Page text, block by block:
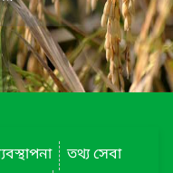
তথ্য সেবা